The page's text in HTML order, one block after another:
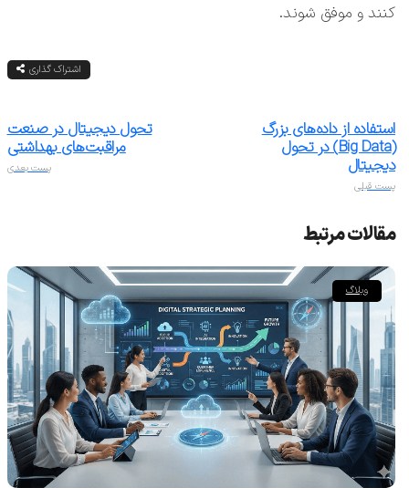
کنند و موفق شوند.
اشتراک گذاری
تحول دیجیتال در صنعت
مراقبت‌های بهداشتی
پست بعدی
استفاده از داده‌های بزرگ
(Big Data) در تحول
دیجیتال
پست قبلی
مقالات مرتبط
وبلاگ